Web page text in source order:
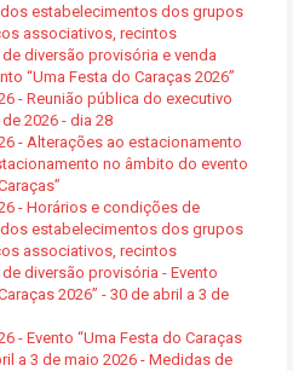
estabelecimentos dos grupos
associativos, recintos
diversão provisória e venda
“Uma Festa do Caraças 2026”
- Reunião pública do executivo
2026 - dia 28
- Alterações ao estacionamento
no âmbito do evento
- Horários e condições de
estabelecimentos dos grupos
associativos, recintos
diversão provisória - Evento
2026” - 30 de abril a 3 de
- Evento “Uma Festa do Caraças
a 3 de maio 2026 - Medidas de